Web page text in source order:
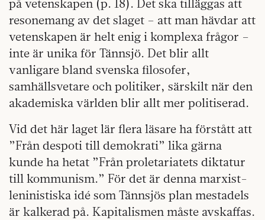
på vetenskapen (p. 18). Det ska tilläggas att
resonemang av det slaget – att man hävdar att
vetenskapen är helt enig i komplexa frågor –
inte är unika för Tännsjö. Det blir allt
vanligare bland svenska filosofer,
samhällsvetare och politiker, särskilt när den
akademiska världen blir allt mer politiserad.
Vid det här laget lär flera läsare ha förstått att
”Från despoti till demokrati” lika gärna
kunde ha hetat ”Från proletariatets diktatur
till kommunism.” För det är denna marxist-
leninistiska idé som Tännsjös plan mestadels
är kalkerad på. Kapitalismen måste avskaffas.